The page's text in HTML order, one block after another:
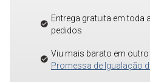
Entrega gratuita em toda
pedidos
Viu mais barato em
Promessa de Igualação